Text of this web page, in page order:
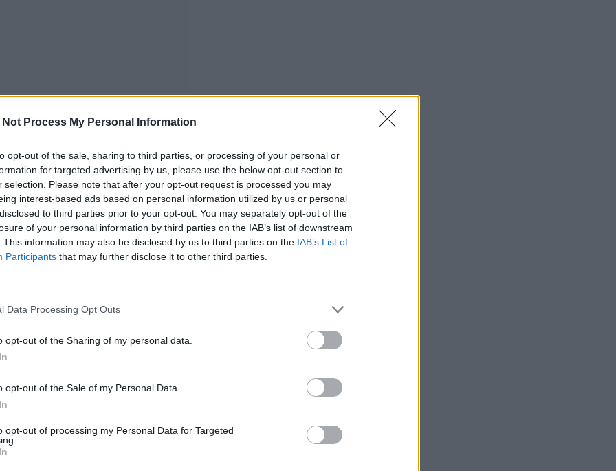
Not Process My Personal Information
opt-out of the sale, sharing to third parties, or processing of your personal or
for targeted advertising by us, please use the below opt-out section to
selection. Please note that after your opt-out request is processed you may
interest-based ads based on personal information utilized by us or personal
to third parties prior to your opt-out. You may separately opt-out of the
of your personal information by third parties on the IAB’s list of downstream
This information may also be disclosed by us to third parties on the IAB’s List of
Participants that may further disclose it to other third parties.
Data Processing Opt Outs
opt-out of the Sharing of my personal data.
opt-out of the Sale of my Personal Data.
opt-out of processing my Personal Data for Targeted
pizzaa, kanaa,
Ruokatilauksen
ettei heidän kotonaan ollut